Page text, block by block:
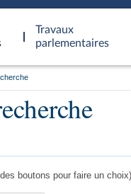
Travaux
parlementaires
boutons pour faire un choix)